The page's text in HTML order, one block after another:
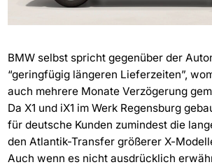
BMW selbst spricht gegenüber der
“geringfügig längeren Lieferzeiten”,
auch mehrere Monate Verzögerung
Da X1 und iX1 im Werk Regensburg
für deutsche Kunden zumindest die
den Atlantik-Transfer größerer X-
Auch wenn es nicht ausdrücklich